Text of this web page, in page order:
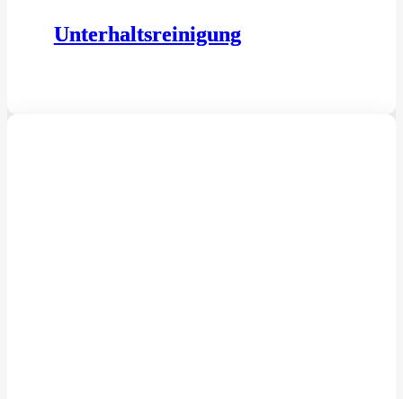
Unterhaltsreinigung